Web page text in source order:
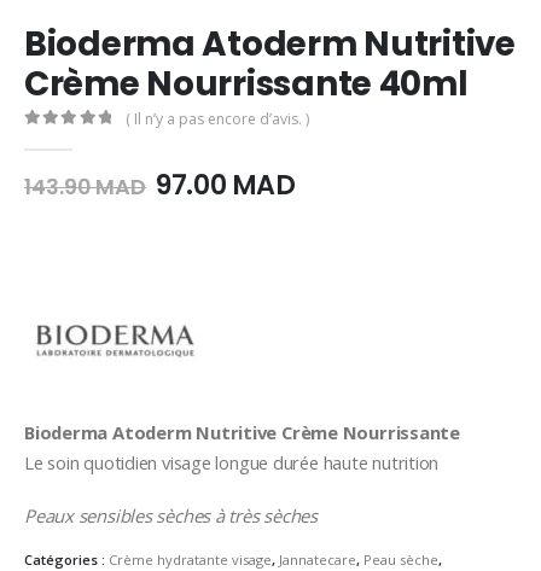
Bioderma Atoderm Nutritive
Crème Nourrissante 40ml
( Il n’y a pas encore d’avis. )
143.90MAD Le
MAD.
97.00 MADLe
Bioderma Atoderm Nutritive Crème Nourrissante
Le soin quotidien visage longue durée haute nutrition
Peaux sensibles sèches à très sèches
Catégories : Crème hydratante visage, Jannatecare, Peau sèche,